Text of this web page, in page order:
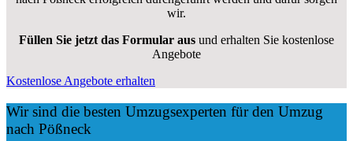
wir.
Füllen Sie jetzt das Formular aus und erhalten Sie kostenlose
Angebote
Kostenlose Angebote erhalten
Wir sind die besten Umzugsexperten für den Umzug
nach Pößneck